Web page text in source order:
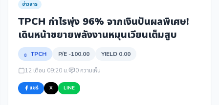
ข่าวสาร
TPCH กำไรพุ่ง 96% จากเงินปันผลพิเศษ!
เดินหน้าขยายพลังงานหมุนเวียนเต็มสูบ
TPCH P/E -100.00 YIELD 0.00
12 เดือน 09:20 น. 0 ความเห็น
แชร์ X LINE